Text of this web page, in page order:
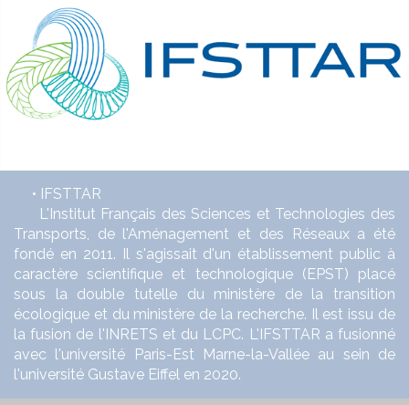
• IFSTTAR
L'Institut Français des Sciences et Technologies des
Transports, de l'Aménagement et des Réseaux a été
fondé en 2011. Il s'agissait d'un établissement public à
caractère scientifique et technologique (EPST) placé
sous la double tutelle du ministère de la transition
écologique et du ministère de la recherche. Il est issu de
la fusion de l'INRETS et du LCPC. L'IFSTTAR a fusionné
avec l'université Paris-Est Marne-la-Vallée au sein de
l'université Gustave Eiffel en 2020.